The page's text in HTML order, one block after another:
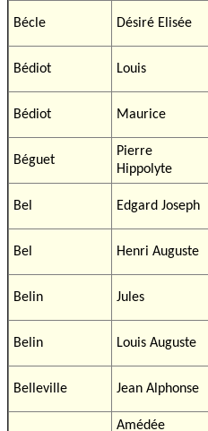
Bécle Désiré Elisée
Bédiot Louis
Bédiot Maurice
Béguet
Pierre
Hippolyte
Bel Edgard Joseph
Bel Henri Auguste
Belin Jules
Belin Louis Auguste
Belleville Jean Alphonse
Amédée